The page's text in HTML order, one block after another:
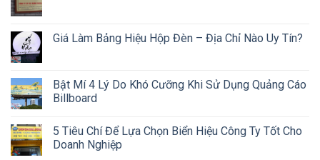
Giá Làm Bảng Hiệu Hộp Đèn – Địa Chỉ Nào Uy Tín?
Bật Mí 4 Lý Do Khó Cưỡng Khi Sử Dụng Quảng Cáo
Billboard
5 Tiêu Chí Để Lựa Chọn Biển Hiệu Công Ty Tốt Cho
Doanh Nghiệp